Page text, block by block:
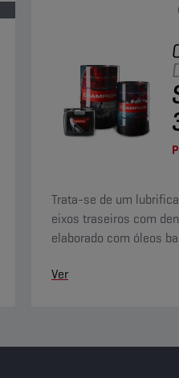
Trata-se de um
eixos traseiros com
elaborado com óleos
Ver